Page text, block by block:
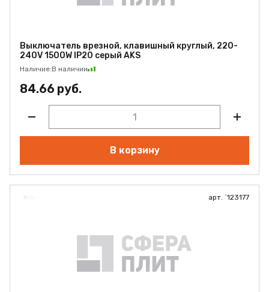
Выключатель врезной, клавишный круглый, 220-
240V 1500W IP20 серый AKS
Наличие:В наличии
84.66 руб.
В корзину
арт. `123177